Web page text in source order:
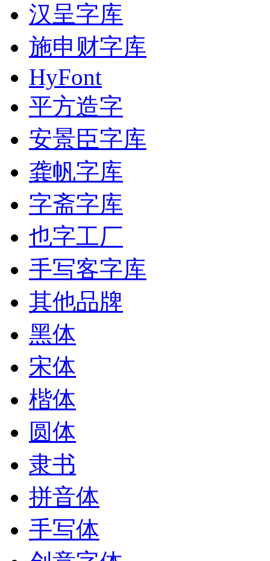
汉呈字库
施申财字库
HyFont
平方造字
安景臣字库
龚帆字库
字斋字库
也字工厂
手写客字库
其他品牌
黑体
宋体
楷体
圆体
隶书
拼音体
手写体